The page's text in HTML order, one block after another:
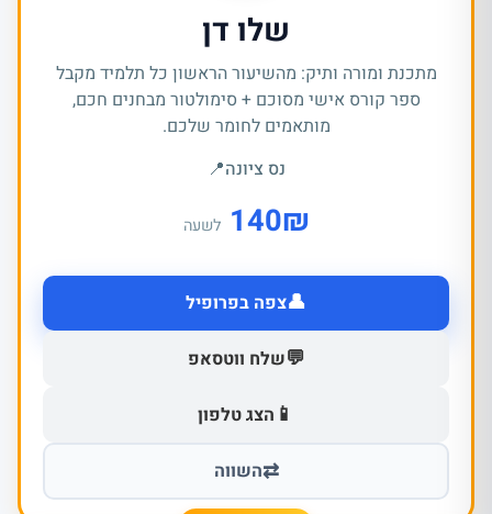
שלו דן
מתכנת ומורה ותיק: מהשיעור הראשון כל תלמיד מקבל
ספר קורס אישי מסוכם + סימולטור מבחנים חכם,
מותאמים לחומר שלכם.
נס ציונה📍
₪
140 לשעה
👤צפה בפרופיל
💬שלח ווטסאפ
📱 הצג טלפון
⇄השווה